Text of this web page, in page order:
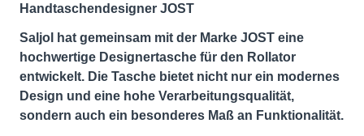
Handtaschendesigner JOST
Saljol hat gemeinsam mit der Marke JOST eine
hochwertige Designertasche für den Rollator
entwickelt. Die Tasche bietet nicht nur ein modernes
Design und eine hohe Verarbeitungsqualität,
sondern auch ein besonderes Maß an Funktionalität.